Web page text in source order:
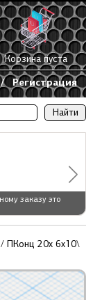
заказу это
/ Регистрация
Корзина пуста
ПКонц 20x 6x10\